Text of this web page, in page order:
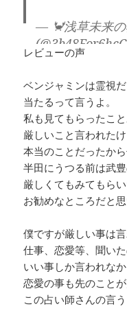
— 🦀浅草未来
2026
レビューの声
ベンジャミンは霊視
当たるって言うよ。
私も見てもらったこと
厳しいこと言われた
本当のことだったか
半田にうつる前は武
厳しくてもみてもら
お勧めなところだと思
僕ですが厳しい事は
仕事、恋愛等、聞いた
いい事しか言われな
恋愛の事も先のことが
この占い師さんの言